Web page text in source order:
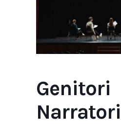
Genitori
Narratori